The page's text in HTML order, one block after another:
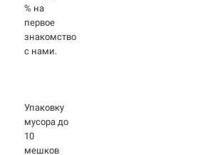
% на
первое
знакомство
с нами.
Упаковку
мусора до
10
мешков